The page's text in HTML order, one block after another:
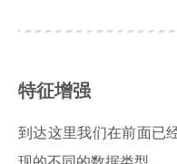
特征增强
到达这里我们在前面已